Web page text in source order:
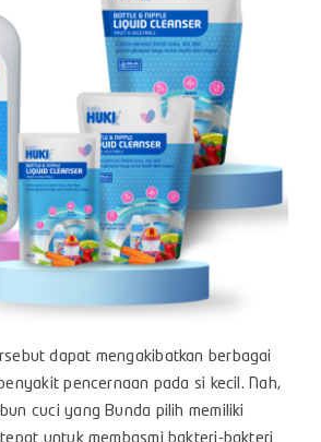
dapat mengakibatkan berbagai
pencernaan pada si kecil. Nah,
cuci yang Bunda pilih memiliki